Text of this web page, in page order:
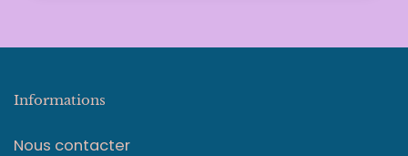
Informations
Nous contacter